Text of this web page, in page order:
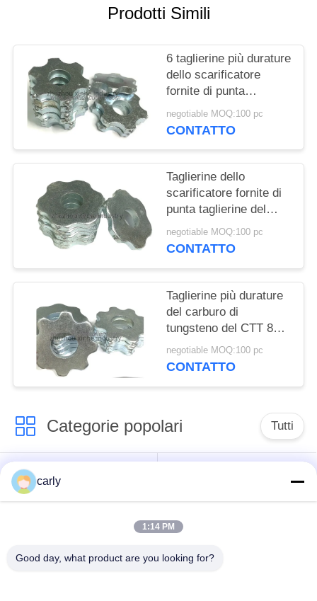
DEL
SITO
NORME
SULLA
PRIVACY
Prodotti Simili
6 taglierine più durature
dello scarificatore
fornite di punta
taglierine del carburo di
tungsteno della stella
superficie
negotiable MOQ:100 pc
CONTATTO
Taglierine dello
scarificatore fornite di
punta taglierine del
carburo di tungsteno di
6 punti (CTT) per la
negotiable MOQ:100 pc
CONTATTO
Taglierine più durature
del carburo di
tungsteno del CTT 8pt
per la preparazione
della superficie
negotiable MOQ:100 pc
CONTATTO
Categorie popolari Tutti
Taglierine dello
scarificatore
Tagliatori PCD
carly
1:14 PM
Good day, what product are you looking for?